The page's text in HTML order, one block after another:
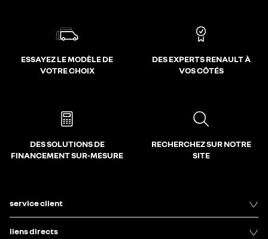
ESSAYEZ LE MODÈLE DE
VOTRE CHOIX
DES EXPERTS RENAULT À
VOS CÔTÉS
DES SOLUTIONS DE
FINANCEMENT SUR-MESURE
RECHERCHEZ SUR NOTRE
SITE
service client
liens directs